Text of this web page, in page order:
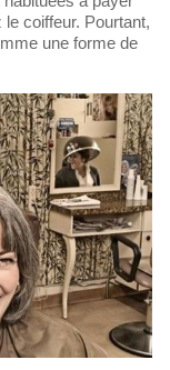
coiffeur. Pourtant,
une forme de